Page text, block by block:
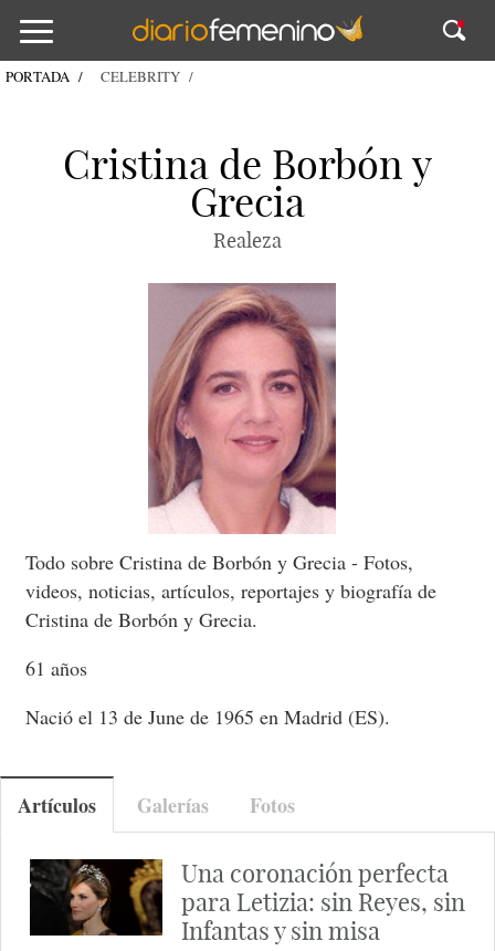
PORTADA CELEBRITY
Cristina de Borbón y
Grecia
Realeza
Todo sobre Cristina de Borbón y Grecia - Fotos,
videos, noticias, artículos, reportajes y biografía de
Cristina de Borbón y Grecia.
61 años
Nació el 13 de June de 1965 en Madrid (ES).
Artículos Galerías Fotos
Una coronación perfecta
para Letizia: sin Reyes, sin
Infantas y sin misa